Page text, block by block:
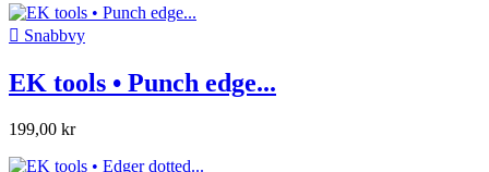
 Snabbvy
EK tools • Punch edge...
199,00 kr